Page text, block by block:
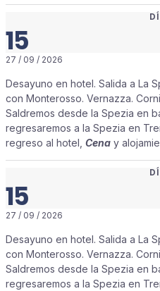
15
27 / 09 / 2026
Desayuno en hotel. Salida a La
con Monterosso. Vernazza.
Saldremos desde la Spezia en
regresaremos a la Spezia en
regreso al hotel, Cena y
15
27 / 09 / 2026
Desayuno en hotel. Salida a La
con Monterosso. Vernazza.
Saldremos desde la Spezia en
regresaremos a la Spezia en